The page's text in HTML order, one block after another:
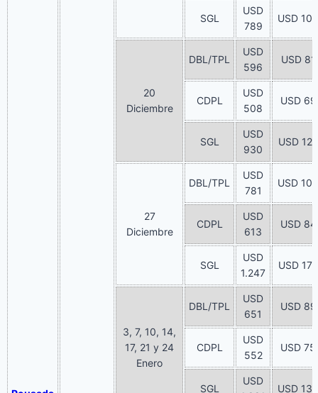
SGL
USD
789
USD 108
20
Diciembre
DBL/TPL
USD
596
USD 81
CDPL
USD
508
USD 69
SGL
USD
930
USD 127
27
Diciembre
DBL/TPL
USD
781
USD 106
CDPL
USD
613
USD 84
SGL
USD
1.247
USD 170
3, 7, 10, 14,
17, 21 y 24
Enero
DBL/TPL
USD
651
USD 89
CDPL
USD
552
USD 75
SGL
USD
USD 136